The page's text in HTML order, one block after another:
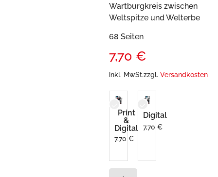
Wartburgkreis zwischen
Weltspitze und Welterbe
68 Seiten
7,70 €
inkl. MwSt.zzgl. Versandkosten
Print
&
Digital
7,70 €
Digital
7,70 €